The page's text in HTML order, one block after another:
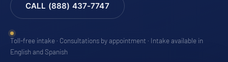
CALL (888) 437-7747
Toll-free intake · Consultations by appointment · Intake available in
English and Spanish